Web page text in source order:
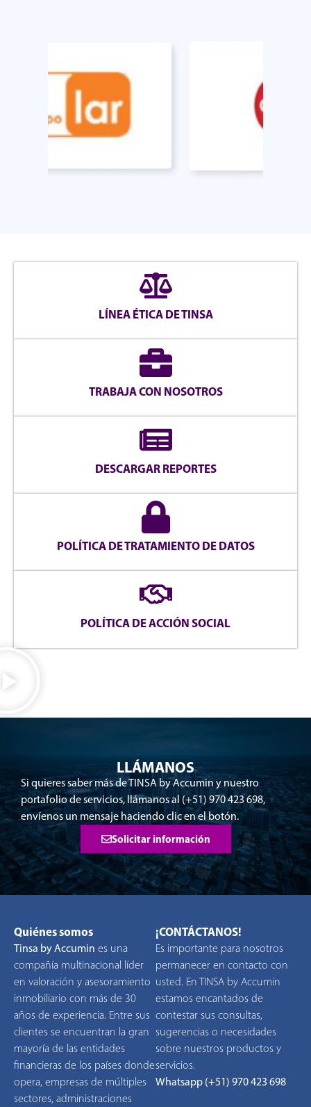
LÍNEA ÉTICA DE TINSA
TRABAJA CON NOSOTROS
DESCARGAR REPORTES
POLÍTICA DE TRATAMIENTO DE DATOS
POLÍTICA DE ACCIÓN SOCIAL
LLÁMANOS
Si quieres saber más de TINSA by Accumin y nuestro
portafolio de servicios, llámanos al (+51) 970 423 698,
envíenos un mensaje haciendo clic en el botón.
Solicitar información
Quiénes somos
Tinsa by Accumin es una
compañía multinacional líder
en valoración y asesoramiento
inmobiliario con más de 30
años de experiencia. Entre sus
clientes se encuentran la gran
mayoría de las entidades
financieras de los países donde
opera, empresas de múltiples
sectores, administraciones
¡CONTÁCTANOS!
Es importante para nosotros
permanecer en contacto con
usted. En TINSA by Accumin
estamos encantados de
contestar sus consultas,
sugerencias o necesidades
sobre nuestros productos y
servicios.
Whatsapp (+51) 970 423 698